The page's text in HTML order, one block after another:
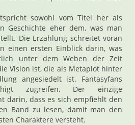
sowohl vom Titel her als
Geschichte eher dem, was man
Die Erzählung schreitet voran
einen ersten Einblick darin, was
unter dem Weben der Zeit
Vision ist, die als Metaplot hinter
angesiedelt ist. Fantasyfans
zugreifen. Der einzige
darin, dass es sich empfiehlt den
Band zu lesen, damit man den
Charaktere versteht.